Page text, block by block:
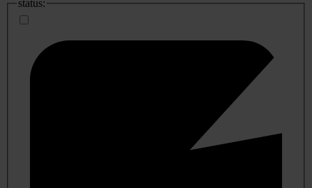
status: